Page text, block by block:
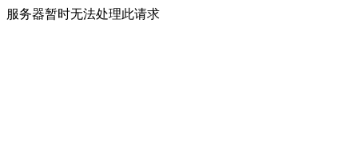
服务器暂时无法处理此请求